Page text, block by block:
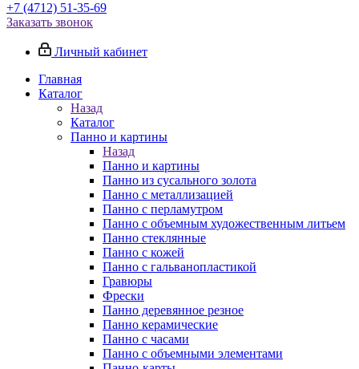
+7 (4712) 51-35-69
Заказать звонок
Личный кабинет
Главная
Каталог
Назад
Каталог
Панно и картины
Назад
Панно и картины
Панно из сусального золота
Панно с металлизацией
Панно с перламутром
Панно с объемным художественным литьем
Панно стеклянные
Панно с кожей
Панно с гальванопластикой
Гравюры
Фрески
Панно деревянное резное
Панно керамические
Панно с часами
Панно с объемными элементами